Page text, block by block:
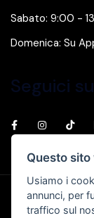
Sabato: 9:00 -
Domenica: Su
Seguici su
Questo
Usiamo i
annunci, per
traffico sul